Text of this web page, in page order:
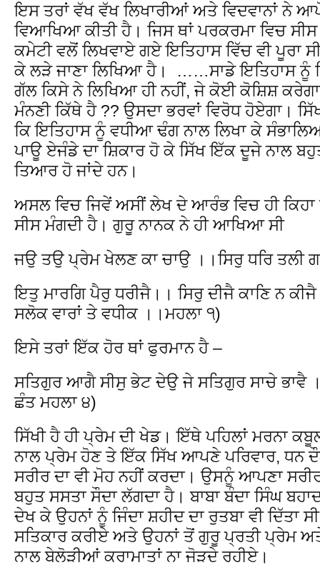
ਇਸ ਤਰਾਂ ਵੱਖ ਵੱਖ ਲਿਖਾਰੀਆਂ ਅਤੇ ਵਿਦਵਾਨਾਂ ਨੇ
ਵਿਆਖਿਆ ਕੀਤੀ ਹੈ। ਜਿਸ ਥਾਂ ਪਰਕਰਮਾ ਵਿਚ
ਕਮੇਟੀ ਵਲੋਂ ਲਿਖਵਾਏ ਗਏ ਇਤਿਹਾਸ ਵਿੱਚ ਵੀ ਪੂਰਾ
ਕੇ ਲੜੇ ਜਾਣਾ ਲਿਖਿਆ ਹੈ। ……ਸਾਡੇ ਇਤਿਹਾਸ ਨੂੰ
ਗੱਲ ਕਿਸੇ ਨੇ ਲਿਖਿਆ ਹੀ ਨਹੀਂ, ਜੇ ਕੋਈ ਕੋਸ਼ਿਸ਼
ਮੰਨਣੀ ਕਿੱਥੇ ਹੈ ?? ਉਸਦਾ ਭਰਵਾਂ ਵਿਰੋਧ ਹੋਏਗਾ।
ਕਿ ਇਤਿਹਾਸ ਨੂੰ ਵਧੀਆ ਢੰਗ ਨਾਲ ਲਿਖਾ ਕੇ
ਪਾਊ ਏਜੰਡੇ ਦਾ ਸ਼ਿਕਾਰ ਹੋ ਕੇ ਸਿੱਖ ਇੱਕ ਦੂਜੇ ਨਾਲ
ਤਿਆਰ ਹੋ ਜਾਂਦੇ ਹਨ।
ਅਸਲ ਵਿਚ ਜਿਵੇਂ ਅਸੀਂ ਲੇਖ ਦੇ ਆਰੰਭ ਵਿਚ ਹੀ ਕਿਹਾ
ਸੀਸ ਮੰਗਦੀ ਹੈ। ਗੁਰੂ ਨਾਨਕ ਨੇ ਹੀ ਆਖਿਆ ਸੀ
ਜਉ ਤਉ ਪ੍ਰੇਮ ਖੇਲਣ ਕਾ ਚਾਉ ।।ਸਿਰੁ ਧਰਿ ਤਲੀ
ਇਤੁ ਮਾਰਗਿ ਪੈਰੁ ਧਰੀਜੈ।। ਸਿਰੁ ਦੀਜੈ ਕਾਣਿ ਨ
ਸਲੋਕ ਵਾਰਾਂ ਤੇ ਵਧੀਕ ।।ਮਹਲਾ ੧)
ਇਸੇ ਤਰਾਂ ਇੱਕ ਹੋਰ ਥਾਂ ਫੁਰਮਾਨ ਹੈ –
ਸਤਿਗੁਰ ਆਗੈ ਸੀਸੁ ਭੇਟ ਦੇਉ ਜੇ ਸਤਿਗੁਰ ਸਾਚੇ ਭਾਵੈ
ਛੰਤ ਮਹਲਾ ੪)
ਸਿੱਖੀ ਹੈ ਹੀ ਪ੍ਰੇਮ ਦੀ ਖੇਡ। ਇੱਥੇ ਪਹਿਲਾਂ ਮਰਨਾ
ਨਾਲ ਪ੍ਰੇਮ ਹੋਣ ਤੇ ਇੱਕ ਸਿੱਖ ਆਪਣੇ ਪਰਿਵਾਰ,
ਸਰੀਰ ਦਾ ਵੀ ਮੋਹ ਨਹੀਂ ਕਰਦਾ। ਉਸਨੂੰ ਆਪਣਾ
ਬਹੁਤ ਸਸਤਾ ਸੌਦਾ ਲੱਗਦਾ ਹੈ। ਬਾਬਾ ਬੰਦਾ ਸਿੰਘ
ਦੇਖ ਕੇ ਉਹਨਾਂ ਨੂੰ ਜਿੰਦਾ ਸ਼ਹੀਦ ਦਾ ਰੁਤਬਾ ਵੀ ਦਿੱਤਾ
ਸਤਿਕਾਰ ਕਰੀਏ ਅਤੇ ਉਹਨਾਂ ਤੋਂ ਗੁਰੂ ਪ੍ਰਤੀ ਪ੍ਰੇਮ
ਨਾਲ ਬੇਲੋੜੀਆਂ ਕਰਾਮਾਤਾਂ ਨਾ ਜੋੜਦੇ ਰਹੀਏ।